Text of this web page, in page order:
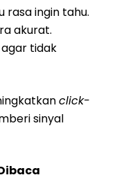
rasa ingin tahu.
akurat.
tidak
click-
sinyal